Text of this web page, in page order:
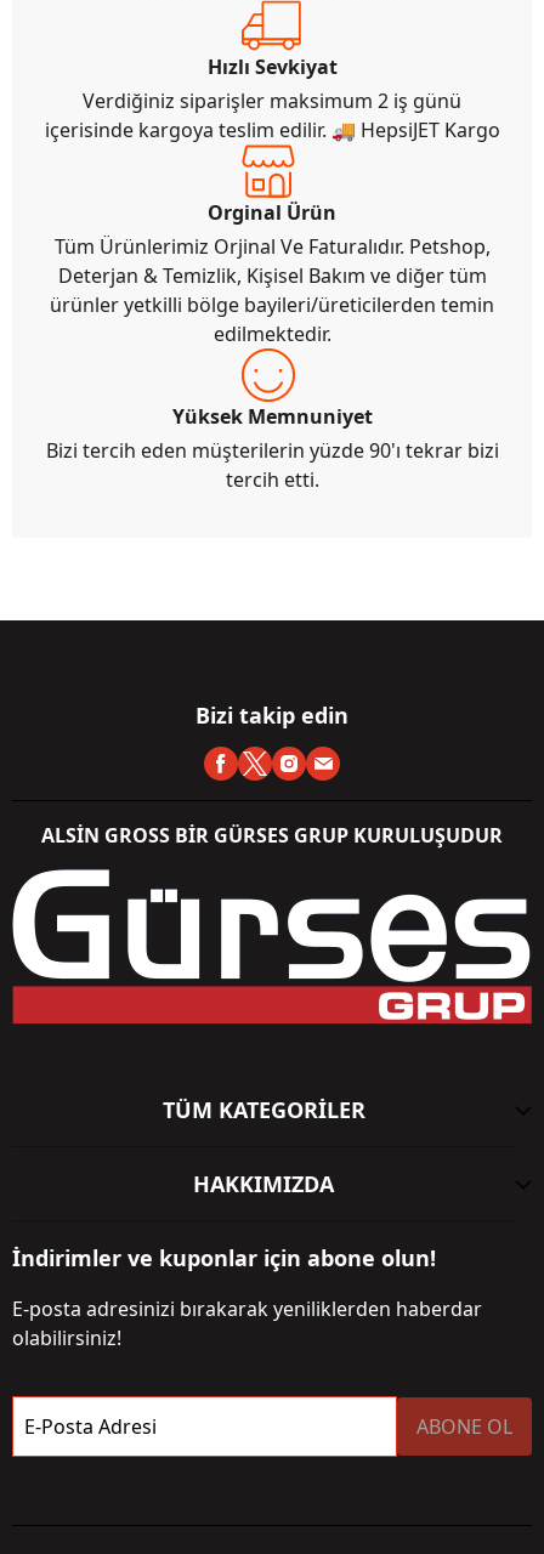
Hızlı Sevkiyat
Verdiğiniz siparişler maksimum 2 iş günü
içerisinde kargoya teslim edilir. 🚚 HepsiJET Kargo
Orginal Ürün
Tüm Ürünlerimiz Orjinal Ve Faturalıdır. Petshop,
Deterjan & Temizlik, Kişisel Bakım ve diğer tüm
ürünler yetkilli bölge bayileri/üreticilerden temin
edilmektedir.
Yüksek Memnuniyet
Bizi tercih eden müşterilerin yüzde 90'ı tekrar bizi
tercih etti.
Bizi takip edin
ALSİN GROSS BİR GÜRSES GRUP KURULUŞUDUR
TÜM KATEGORİLER
HAKKIMIZDA
İndirimler ve kuponlar için abone olun!
E-posta adresinizi bırakarak yeniliklerden haberdar
olabilirsiniz!
E-Posta Adresi ABONE OL